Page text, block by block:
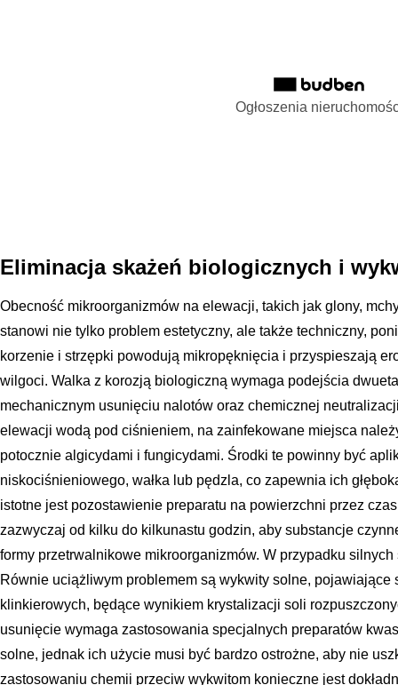
Ogłoszenia
Eliminacja skażeń biologicznych i
Obecność mikroorganizmów na elewacji, takich jak glony,
stanowi nie tylko problem estetyczny, ale także techniczny,
korzenie i strzępki powodują mikropęknięcia i przyspieszają
wilgoci. Walka z korozją biologiczną wymaga podejścia
mechanicznym usunięciu nalotów oraz chemicznej
elewacji wodą pod ciśnieniem, na zainfekowane miejsca
potocznie algicydami i fungicydami. Środki te powinny być
niskociśnieniowego, wałka lub pędzla, co zapewnia ich
istotne jest pozostawienie preparatu na powierzchni przez
zazwyczaj od kilku do kilkunastu godzin, aby substancje
formy przetrwalnikowe mikroorganizmów. W przypadku
Równie uciążliwym problemem są wykwity solne,
klinkierowych, będące wynikiem krystalizacji soli
usunięcie wymaga zastosowania specjalnych preparatów
solne, jednak ich użycie musi być bardzo ostrożne, aby nie
zastosowaniu chemii przeciw wykwitom konieczne jest